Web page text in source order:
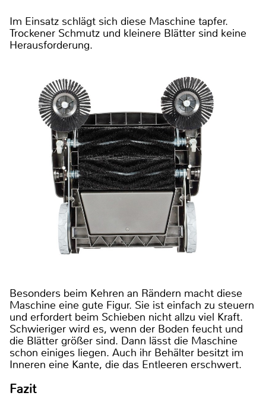
Im Einsatz schlägt sich diese Maschine tapfer.
Trockener Schmutz und kleinere Blätter sind keine
Herausforderung.
Besonders beim Kehren an Rändern macht diese
Maschine eine gute Figur. Sie ist einfach zu steuern
und erfordert beim Schieben nicht allzu viel Kraft.
Schwieriger wird es, wenn der Boden feucht und
die Blätter größer sind. Dann lässt die Maschine
schon einiges liegen. Auch ihr Behälter besitzt im
Inneren eine Kante, die das Entleeren erschwert.
Fazit